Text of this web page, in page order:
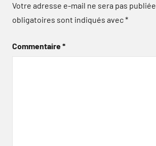
Votre adresse e-mail ne sera pas publiée.
obligatoires sont indiqués avec*
Commentaire*